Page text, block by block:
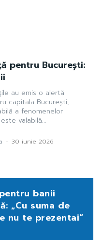
pentru București:
au emis o alertă
capitala București,
a fenomenelor
valabilă...
- 30 iunie 2026
banii
„Cu suma de
nu te prezentai”